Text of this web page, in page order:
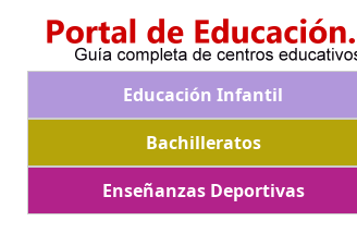
Educación Infantil
Bachilleratos
Enseñanzas Deportivas